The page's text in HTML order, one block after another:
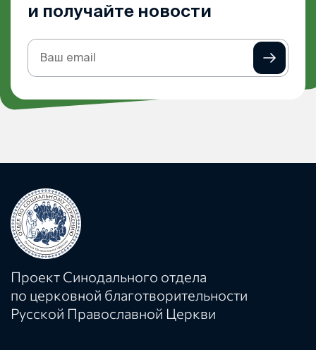
и получайте новости
Подписка
на
Проект Синодального отдела
по церковной благотворительности
Русской Православной Церкви